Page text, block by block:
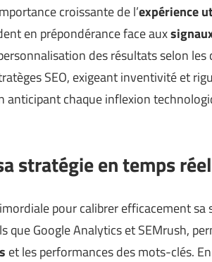
croissante de l’expérience
en prépondérance face aux
des résultats selon
SEO, exigeant inventivité et
chaque inflexion
stratégie en temps réel
pour calibrer efficacement sa
que Google Analytics et SEMrush,
et les performances des mots-clés.